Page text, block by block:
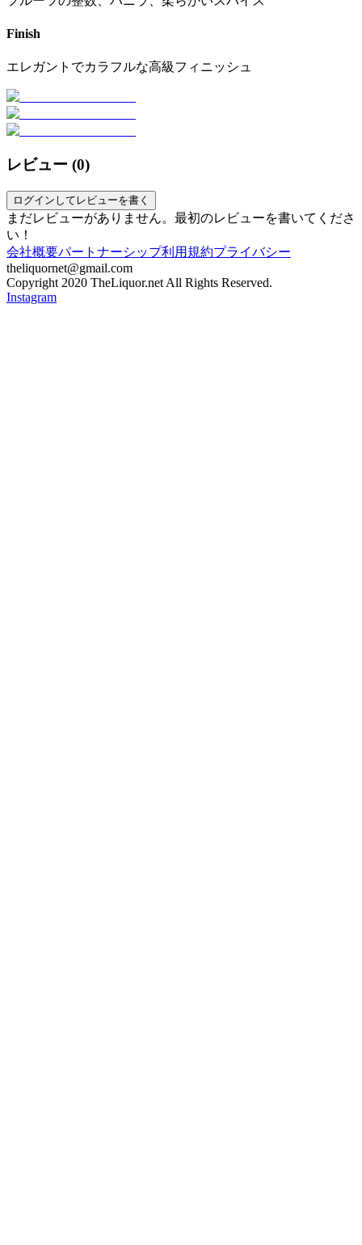
Finish
エレガントでカラフルな高級フィニッシュ
レビュー (0)
ログインしてレビューを書く
まだレビューがありません。最初のレビューを書いてくださ
い！
会社概要パートナーシップ利用規約プライバシー
theliquornet@gmail.com
Copyright 2020 TheLiquor.net All Rights Reserved.
Instagram